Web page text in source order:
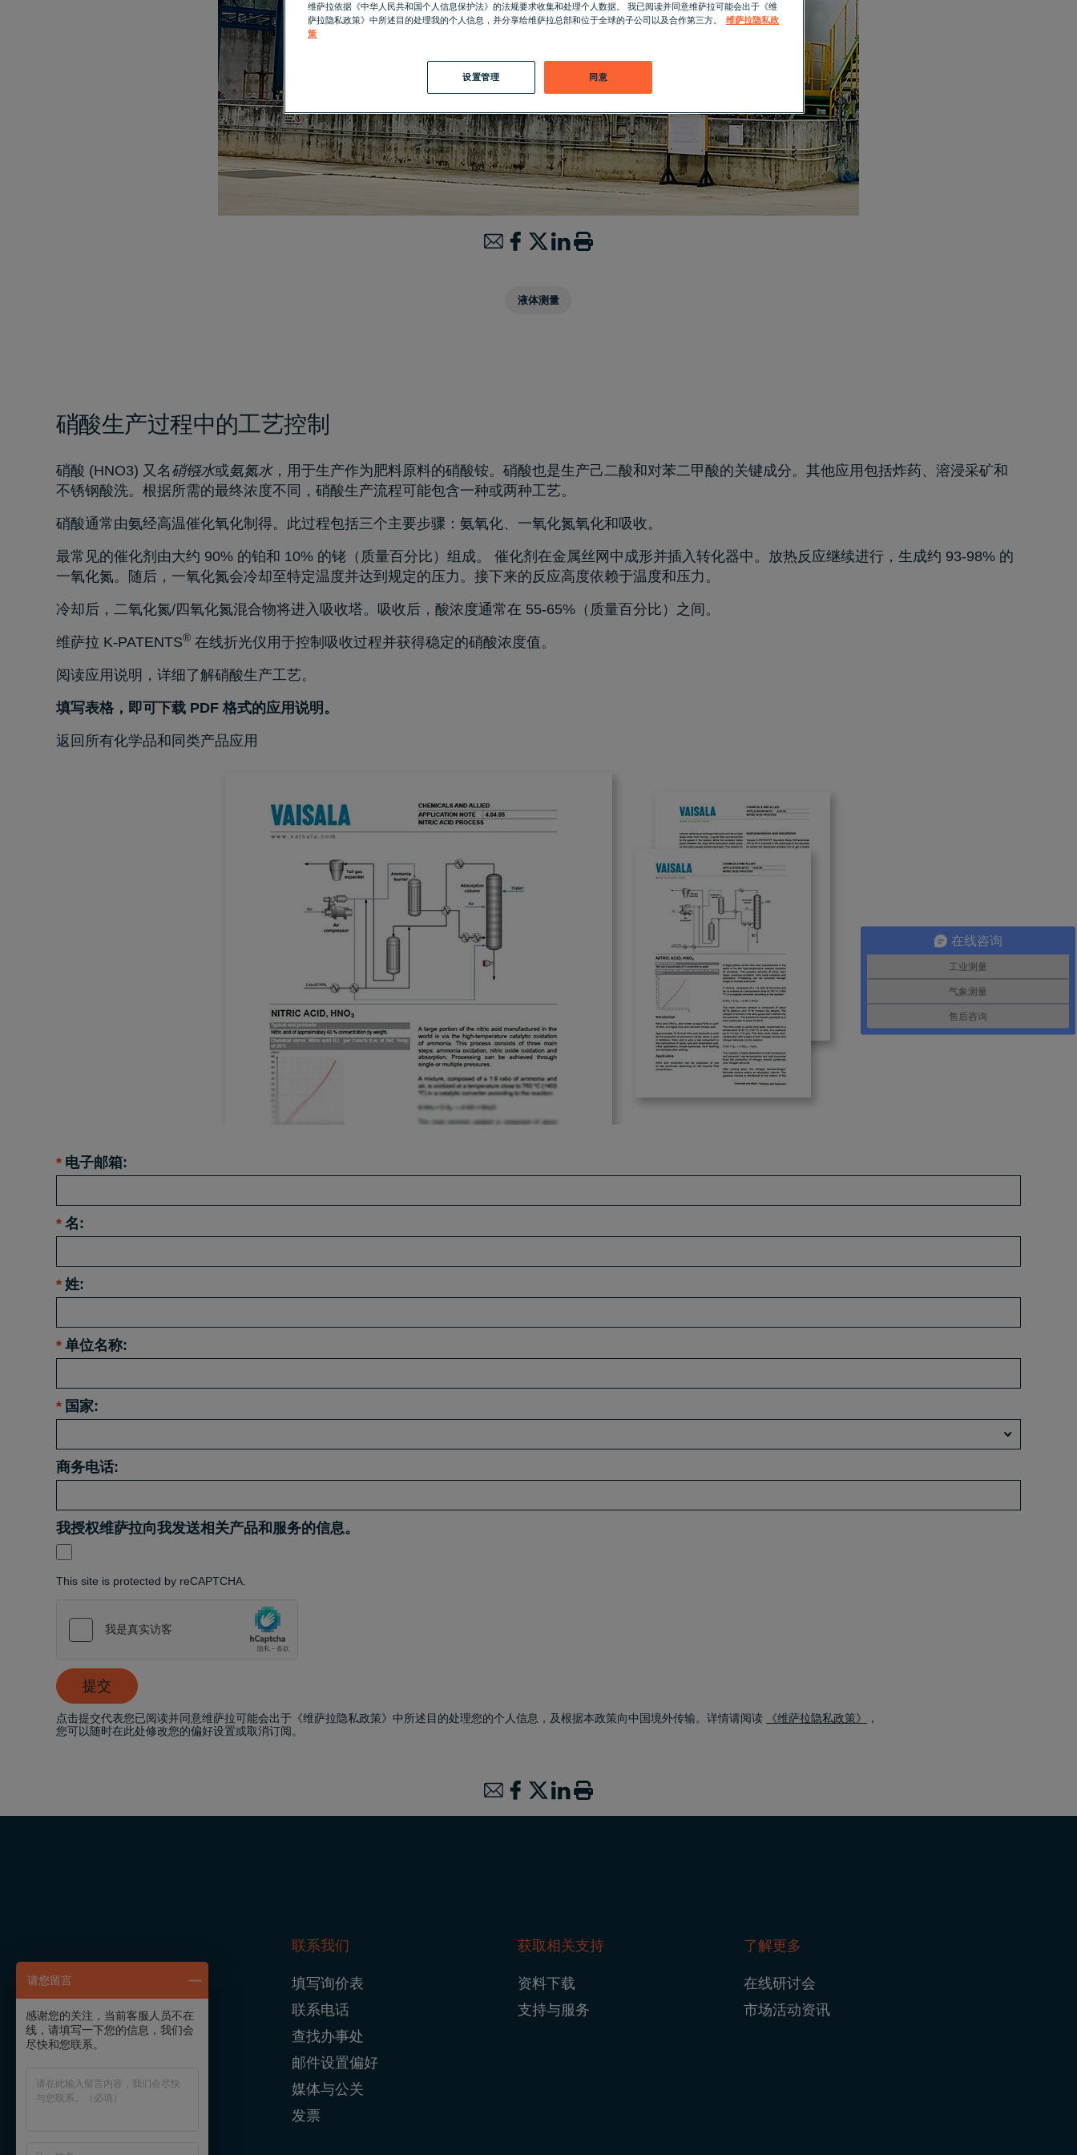
液体测量
硝酸生产过程中的工艺控制
硝酸 (HNO3) 又名 硝镪水或氨氮水，用于生产作为肥料原料的硝酸铵。硝酸也是生产己二酸和对苯二甲酸的关键成分。其他应用包括炸药、溶浸采矿和
不锈钢酸洗。根据所需的最终浓度不同，硝酸生产流程可能包含一种或两种工艺。
硝酸通常由氨经高温催化氧化制得。此过程包括三个主要步骤：氨氧化、一氧化氮氧化和吸收。
最常见的催化剂由大约 90% 的铂和 10% 的铑（质量百分比）组成。 催化剂在金属丝网中成形并插入转化器中。放热反应继续进行，生成约 93-98% 的
一氧化氮。随后，一氧化氮会冷却至特定温度并达到规定的压力。接下来的反应高度依赖于温度和压力。
冷却后，二氧化氮/四氧化氮混合物将进入吸收塔。吸收后，酸浓度通常在 55-65%（质量百分比）之间。
维萨拉 K-PATENTS® 在线折光仪用于控制吸收过程并获得稳定的硝酸浓度值。
阅读应用说明，详细了解硝酸生产工艺。
填写表格，即可下载 PDF 格式的应用说明。
返回 所有化学品和同类产品应用
* 电子邮箱:
* 名:
* 姓:
* 单位名称:
* 国家:
商务电话:
我授权维萨拉向我发送相关产品和服务的信息。
This site is protected by reCAPTCHA.
提交
点击提交代表您已阅读并同意维萨拉可能会出于《维萨拉隐私政策》中所述目的处理您的个人信息，及根据本政策向中国境外传输。详情请阅读 《维萨拉隐私政策》
，
您可以随时在此处修改您的偏好设置或取消订阅。
Footer
Navigation
联系我们
填写询价表
联系电话
查找办事处
邮件设置偏好
媒体与公关
发票
获取相关支持
资料下载
支持与服务
了解更多
在线研讨会
市场活动资讯
维萨拉依据《中华人民共和国个人信息保护法》的法规要求收集和处理个人数据。 我已阅读并同意维萨拉可能会出于《维
萨拉隐私政策》中所述目的处理我的个人信息，并分享给维萨拉总部和位于全球的子公司以及合作第三方。
维萨拉隐私政
策
同意
设置管理
在线咨询
工业测量
气象测量
售后咨询
请您留言
感谢您的关注，当前客服人员不在
线，请填写一下您的信息，我们会
尽快和您联系。